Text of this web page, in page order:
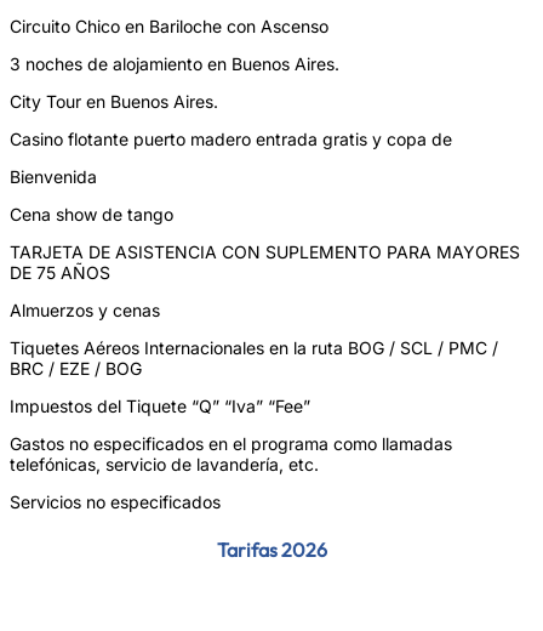
Circuito Chico en Bariloche con Ascenso
3 noches de alojamiento en Buenos Aires.
City Tour en Buenos Aires.
Casino flotante puerto madero entrada gratis y copa de
Bienvenida
Cena show de tango
TARJETA DE ASISTENCIA CON SUPLEMENTO PARA MAYORES
DE 75 AÑOS
Almuerzos y cenas
Tiquetes Aéreos Internacionales en la ruta BOG / SCL / PMC /
BRC / EZE / BOG
Impuestos del Tiquete “Q” “Iva” “Fee”
Gastos no especificados en el programa como llamadas
telefónicas, servicio de lavandería, etc.
Servicios no especificados
Tarifas 2026